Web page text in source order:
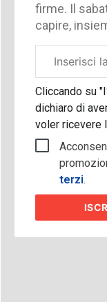
firme. Il
capire,
aziendale
Cliccando su
dichiaro di
voler ricevere
terzi.